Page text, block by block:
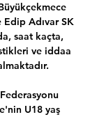
Adıvar SK
saat kaçta,
ve iddaa
U18 yaş